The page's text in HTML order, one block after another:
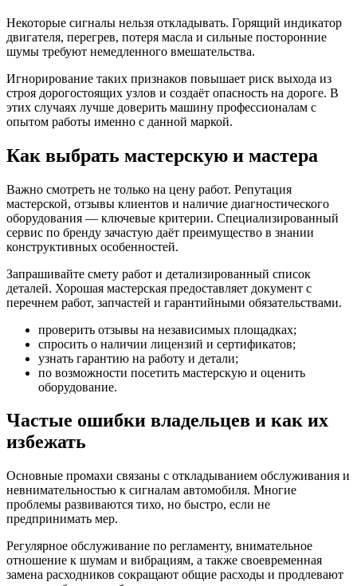
Некоторые сигналы нельзя откладывать. Горящий индикатор
двигателя, перегрев, потеря масла и сильные посторонние
шумы требуют немедленного вмешательства.
Игнорирование таких признаков повышает риск выхода из
строя дорогостоящих узлов и создаёт опасность на дороге. В
этих случаях лучше доверить машину профессионалам с
опытом работы именно с данной маркой.
Как выбрать мастерскую и мастера
Важно смотреть не только на цену работ. Репутация
мастерской, отзывы клиентов и наличие диагностического
оборудования — ключевые критерии. Специализированный
сервис по бренду зачастую даёт преимущество в знании
конструктивных особенностей.
Запрашивайте смету работ и детализированный список
деталей. Хорошая мастерская предоставляет документ с
перечнем работ, запчастей и гарантийными обязательствами.
проверить отзывы на независимых площадках;
спросить о наличии лицензий и сертификатов;
узнать гарантию на работу и детали;
по возможности посетить мастерскую и оценить
оборудование.
Частые ошибки владельцев и как их
избежать
Основные промахи связаны с откладыванием обслуживания и
невнимательностью к сигналам автомобиля. Многие
проблемы развиваются тихо, но быстро, если не
предпринимать мер.
Регулярное обслуживание по регламенту, внимательное
отношение к шумам и вибрациям, а также своевременная
замена расходников сокращают общие расходы и продлевают